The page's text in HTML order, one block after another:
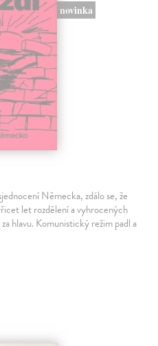
novinka
Německa, zdálo se, že
let rozdělení a vyhrocených
hlavu. Komunistický režim padl a